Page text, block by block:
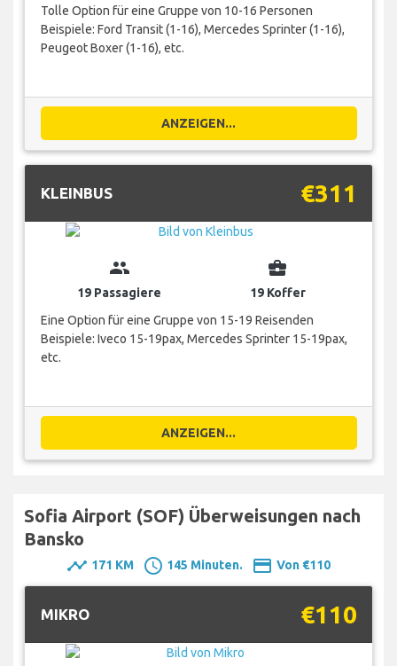
Tolle Option für eine Gruppe von 10-16 Personen
Beispiele: Ford Transit (1-16), Mercedes Sprinter (1-16),
Peugeot Boxer (1-16), etc.
ANZEIGEN...
KLEINBUS €311
group
19 Passagiere
business_center
19 Koffer
Eine Option für eine Gruppe von 15-19 Reisenden
Beispiele: Iveco 15-19pax, Mercedes Sprinter 15-19pax,
etc.
ANZEIGEN...
Sofia Airport (SOF) Überweisungen nach
Bansko
timeline 171 KM schedule 145 Minuten. payment Von €110
MIKRO €110